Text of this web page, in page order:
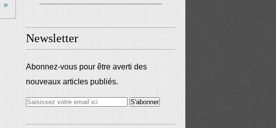
Newsletter
Abonnez-vous pour être averti des
nouveaux articles publiés.